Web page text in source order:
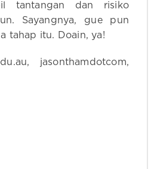
tantangan dan risiko
Sayangnya, gue pun
tahap itu. Doain, ya!
jasonthamdotcom,